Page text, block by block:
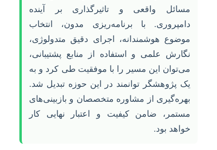
مسائل واقعی و تاثیرگذاری بر آینده
دامپروری. با برنامه‌ریزی مدون، انتخاب
موضوع هوشمندانه، اجرای دقیق متدولوژی،
نگارش علمی و استفاده از منابع پشتیبانی،
می‌توان این مسیر را با موفقیت طی کرد و به
یک پژوهشگر توانمند در این حوزه تبدیل شد.
بهره‌گیری از مشاوره متخصصان و بازبینی‌های
مستمر، ضامن کیفیت و اعتبار نهایی کار
خواهد بود.